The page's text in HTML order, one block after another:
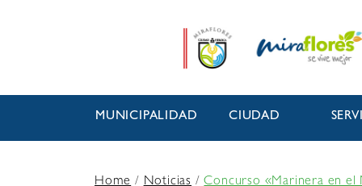
MUNICIPALIDAD CIUDAD
Home/Noticias /Concurso «Marinera en el